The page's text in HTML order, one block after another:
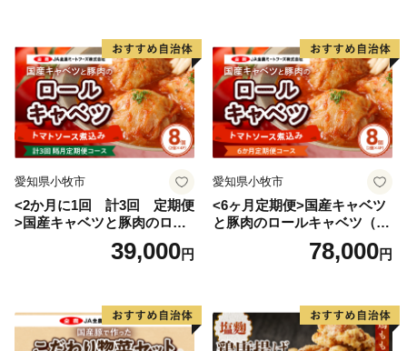
愛知県小牧市
<2か月に1回 計3回 定期便
>国産キャベツと豚肉のロー
ルキャベツ（4P入り）
39,000円
愛知県小牧市
<6ヶ月定期便>国産キャベツ
と豚肉のロールキャベツ（4P
78,000円